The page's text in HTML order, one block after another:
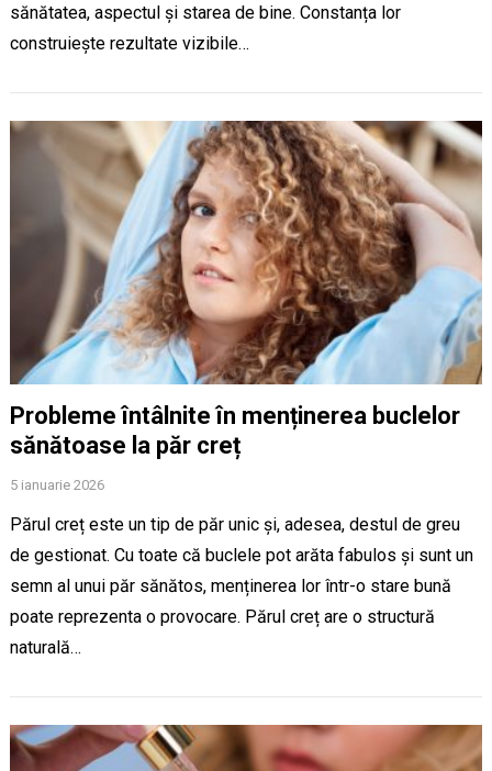
sănătatea, aspectul și starea de bine. Constanța lor
construiește rezultate vizibile…
Probleme întâlnite în menținerea buclelor
sănătoase la păr creț
5 ianuarie 2026
Părul creț este un tip de păr unic și, adesea, destul de greu
de gestionat. Cu toate că buclele pot arăta fabulos și sunt un
semn al unui păr sănătos, menținerea lor într-o stare bună
poate reprezenta o provocare. Părul creț are o structură
naturală…